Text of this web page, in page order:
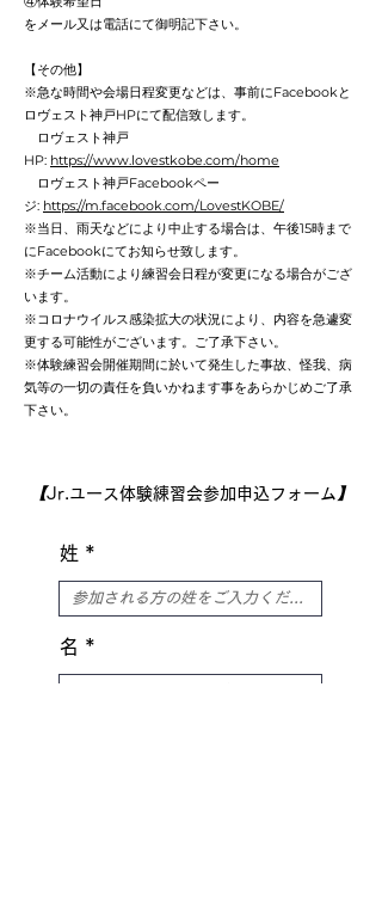
をメール又は電話にて御明記下さい。
【その他】
※急な時間や会場日程変更などは、事前にFacebookと
ロヴェスト神戸HPにて配信致します。
ロヴェスト神戸
HP: https://www.lovestkobe.com/home
ロヴェスト神戸Facebookペー
ジ: https://m.facebook.com/LovestKOBE/
※当日、雨天などにより中止する場合は、午後15時まで
にFacebookにてお知らせ致します。
※チーム活動により練習会日程が変更になる場合がござ
います。
※コロナウイルス感染拡大の状況により、内容を急遽変
更する可能性がございます。ご了承下さい。
※体験練習会開催期間に於いて発生した事故、怪我、病
気等の一切の責任を負いかねます事をあらかじめご了承
下さい。
​【Jr.ユース体験練習会参加申込フォーム 】
姓
名